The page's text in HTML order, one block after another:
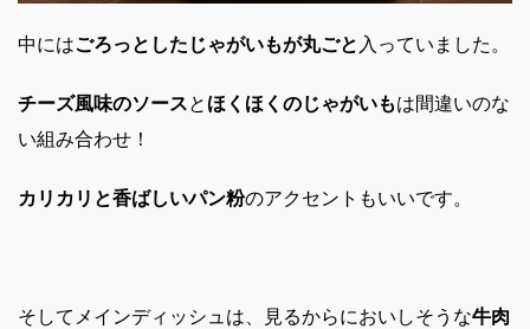
中にはごろっとしたじゃがいもが丸ごと 入っていました。
チーズ風味のソースと ほくほくのじゃがいもは間違いのな
い組み合わせ！
カリカリと香ばしいパン粉のアクセントもいいです。
そしてメインディッシュは、見るからにおいしそうな牛肉